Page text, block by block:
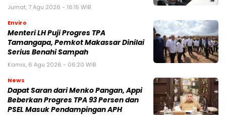
Jumat, 7 Agu 2026 - 16:15 WIB
Enviro
Menteri LH Puji Progres TPA
Tamangapa, Pemkot Makassar Dinilai
Serius Benahi Sampah
Kamis, 6 Agu 2026 - 06:20 WIB
News
Dapat Saran dari Menko Pangan, Appi
Beberkan Progres TPA 93 Persen dan
PSEL Masuk Pendampingan APH